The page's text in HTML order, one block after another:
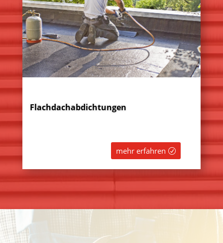
Flachdachabdichtungen
mehr erfahren